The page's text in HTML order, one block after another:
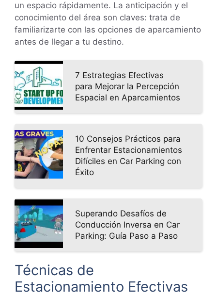
un espacio rápidamente. La anticipación y el
conocimiento del área son claves: trata de
familiarizarte con las opciones de aparcamiento
antes de llegar a tu destino.
7 Estrategias Efectivas
para Mejorar la Percepción
Espacial en Aparcamientos
10 Consejos Prácticos para
Enfrentar Estacionamientos
Difíciles en Car Parking con
Éxito
Superando Desafíos de
Conducción Inversa en Car
Parking: Guía Paso a Paso
Técnicas de
Estacionamiento Efectivas